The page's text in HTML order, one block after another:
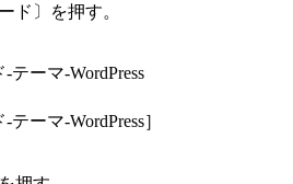
ド〕を押す。
ーマ-WordPress］